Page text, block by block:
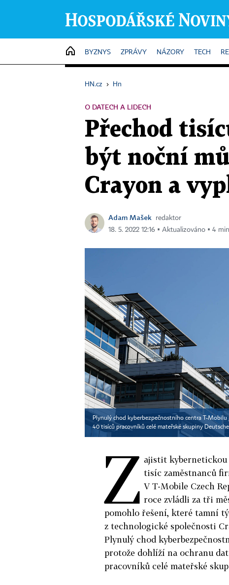
HOME
BYZNYS ZPRÁVY NÁZORY TECH
HN.cz › Hn
O DATECH A LIDECH
Přechod
být noční
Crayon a
Adam Mašek
redaktor
18. 5. 2022 12:16 ▪ Aktualizováno ▪ 4
Plynulý chod kyberbezpečnostního centra T-
40 tisíců pracovníků celé mateřské skupiny
Z ajistit kybernetickou
tisíc zaměstnanců
V T-Mobile Czech
roce zvládli za tři
pomohlo řešení, které tamní
z technologické společnosti
Plynulý chod
protože dohlíží na ochranu
pracovníků celé mateřské